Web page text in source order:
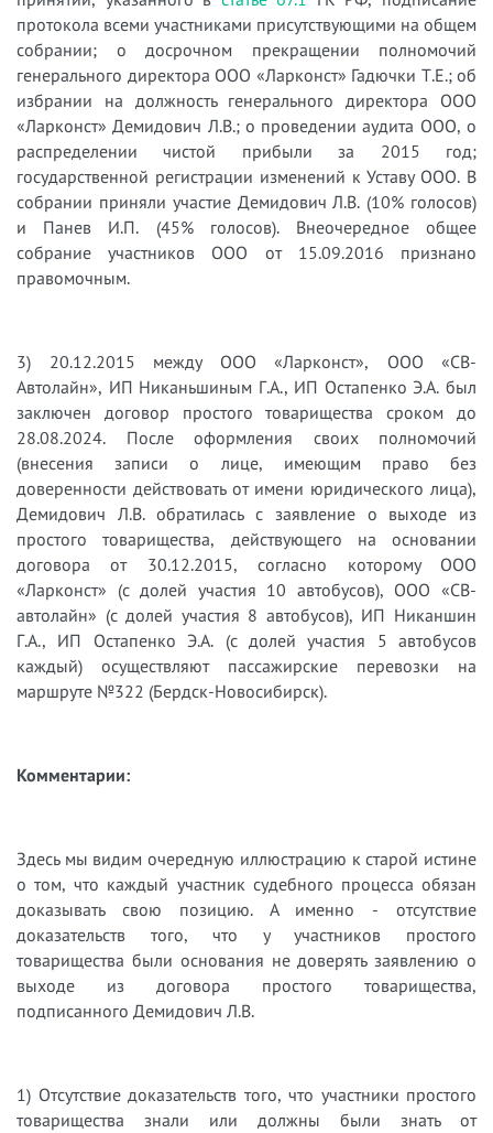
протокола всеми участниками присутствующими на общем
собрании; о досрочном прекращении полномочий
генерального директора ООО «Ларконст» Гадючки Т.Е.; об
избрании на должность генерального директора ООО
«Ларконст» Демидович Л.В.; о проведении аудита ООО, о
распределении чистой прибыли за 2015 год;
государственной регистрации изменений к Уставу ООО. В
собрании приняли участие Демидович Л.В. (10% голосов)
и Панев И.П. (45% голосов). Внеочередное общее
собрание участников ООО от 15.09.2016 признано
правомочным.
3) 20.12.2015 между ООО «Ларконст», ООО «СВ-
Автолайн», ИП Никаньшиным Г.А., ИП Остапенко Э.А. был
заключен договор простого товарищества сроком до
28.08.2024. После оформления своих полномочий
(внесения записи о лице, имеющим право без
доверенности действовать от имени юридического лица),
Демидович Л.В. обратилась с заявление о выходе из
простого товарищества, действующего на основании
договора от 30.12.2015, согласно которому ООО
«Ларконст» (с долей участия 10 автобусов), ООО «СВ-
автолайн» (с долей участия 8 автобусов), ИП Никаншин
Г.А., ИП Остапенко Э.А. (с долей участия 5 автобусов
каждый) осуществляют пассажирские перевозки на
маршруте №322 (Бердск-Новосибирск).
Комментарии:
Здесь мы видим очередную иллюстрацию к старой истине
о том, что каждый участник судебного процесса обязан
доказывать свою позицию. А именно - отсутствие
доказательств того, что у участников простого
товарищества были основания не доверять заявлению о
выходе из договора простого товарищества,
подписанного Демидович Л.В.
1)​ Отсутствие доказательств того, что участники простого
товарищества знали или должны были знать от